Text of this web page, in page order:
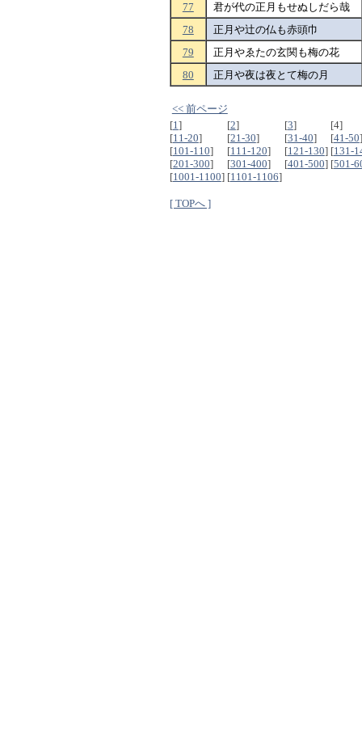
77
君が代の正月もせぬしだら哉
78
正月や辻の仏も赤頭巾
79
正月やゑたの玄関も梅の花
80
正月や夜は夜とて梅の月
<< 前ページ
[1] [2] [3]
[4]
[11-20] [21-30] [31-40] [41-50
[101-110] [111-120] [121-130] [131-
[201-300] [301-400] [401-500] [501-
[1001-1100] [1101-1106]
[ TOPへ ]